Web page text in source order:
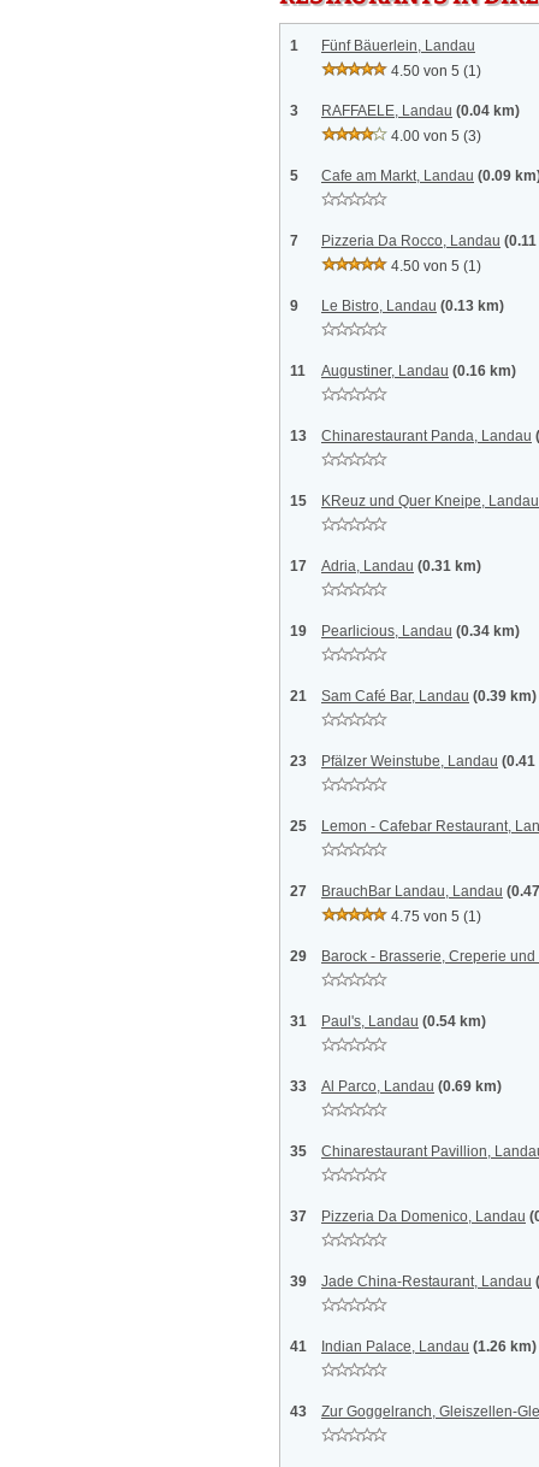
1
Fünf Bäuerlein, Landau
4.50 von 5 (1)
3 RAFFAELE, Landau (0.04 km)
4.00 von 5 (3)
5 Cafe am Markt, Landau (0.09
7 Pizzeria Da Rocco, Landau
4.50 von 5 (1)
9 Le Bistro, Landau (0.13 km)
11 Augustiner, Landau (0.16 km)
13 Chinarestaurant Panda, Landau
15 KReuz und Quer Kneipe, Landau
17 Adria, Landau (0.31 km)
19 Pearlicious, Landau (0.34 km)
21 Sam Café Bar, Landau (0.39 km)
23 Pfälzer Weinstube, Landau
25 Lemon - Cafebar Restaurant,
27 BrauchBar Landau, Landau
4.75 von 5 (1)
29 Barock - Brasserie, Creperie
31 Paul's, Landau (0.54 km)
33 Al Parco, Landau (0.69 km)
35 Chinarestaurant Pavillion,
37 Pizzeria Da Domenico, Landau
39 Jade China-Restaurant, Landau
41 Indian Palace, Landau (1.26 km)
43 Zur Goggelranch, Gleiszellen-